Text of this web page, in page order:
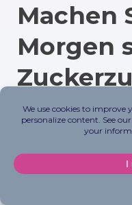
Machen
Morgen
Mit diesen
fühlen. Egal, ob du
zusammenstellst
Müslimarke